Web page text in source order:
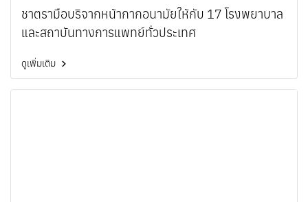
ชาตรามือบริจากหน้ากากอนามัยให้กับ 17 โรงพยาบาล
และสถาบันทางการแพทย์ทั่วประเทศ
ดูเพิ่มเติม